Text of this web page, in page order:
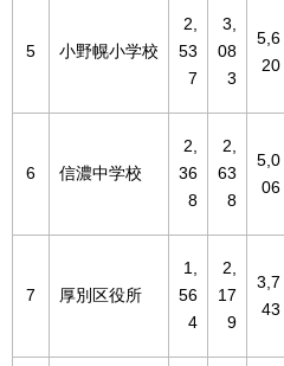
5 小野幌小学校
2,
53
7
3,
08
3
5,6
20
6 信濃中学校
2,
36
8
2,
63
8
5,0
06
7 厚別区役所
1,
56
4
2,
17
9
3,7
43